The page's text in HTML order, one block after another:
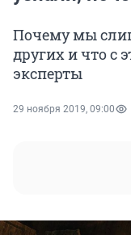
Почему мы
других и что с
эксперты
29 ноября 2019, 09:00